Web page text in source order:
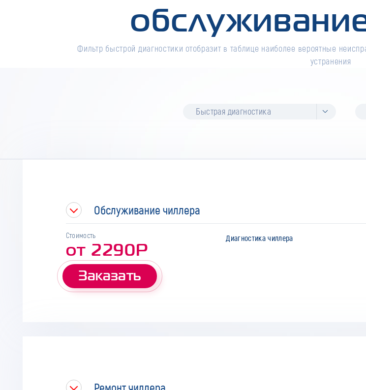
Фильтр быстрой диагностики отобразит в таблице наиболее вероятные
устранения
Быстрая диагностика
Обслуживание чиллера
Диагностика чиллера
Стоимость
от 2290Р
Заказать